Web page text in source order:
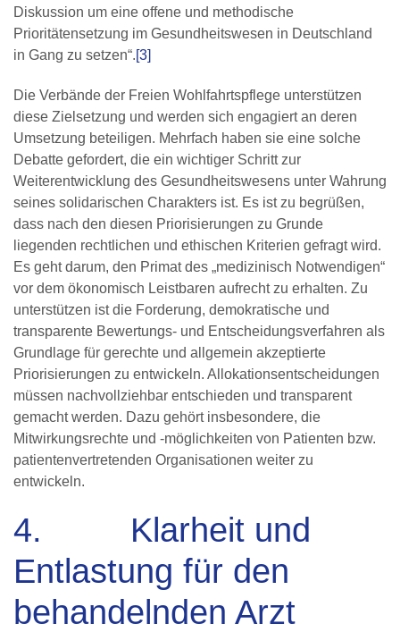
Diskussion um eine offene und methodische
Prioritätensetzung im Gesundheitswesen in Deutschland
in Gang zu setzen“.[3]
Die Verbände der Freien Wohlfahrtspflege unterstützen
diese Zielsetzung und werden sich engagiert an deren
Umsetzung beteiligen. Mehrfach haben sie eine solche
Debatte gefordert, die ein wichtiger Schritt zur
Weiterentwicklung des Gesundheitswesens unter Wahrung
seines solidarischen Charakters ist. Es ist zu begrüßen,
dass nach den diesen Priorisierungen zu Grunde
liegenden rechtlichen und ethischen Kriterien gefragt wird.
Es geht darum, den Primat des „medizinisch Notwendigen“
vor dem ökonomisch Leistbaren aufrecht zu erhalten. Zu
unterstützen ist die Forderung, demokratische und
transparente Bewertungs- und Entscheidungsverfahren als
Grundlage für gerechte und allgemein akzeptierte
Priorisierungen zu entwickeln. Allokationsentscheidungen
müssen nachvollziehbar entschieden und transparent
gemacht werden. Dazu gehört insbesondere, die
Mitwirkungsrechte und -möglichkeiten von Patienten bzw.
patientenvertretenden Organisationen weiter zu
entwickeln.
4. Klarheit und
Entlastung für den
behandelnden Arzt